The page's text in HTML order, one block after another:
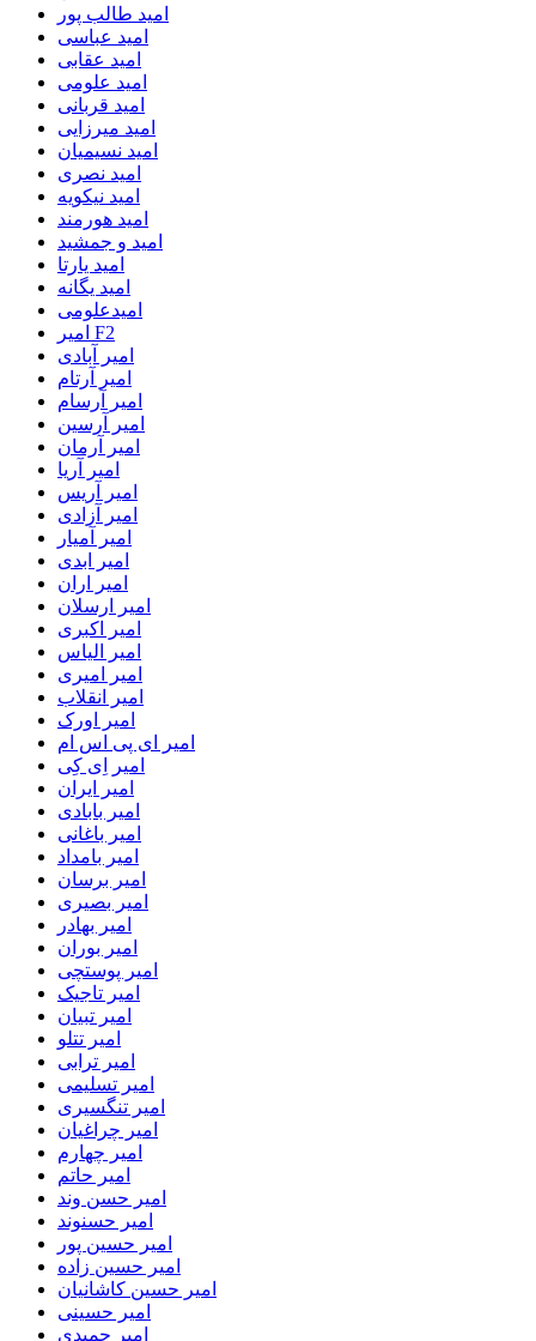
امید طالب پور
امید عباسی
امید عقابی
امید علومی
امید قربانی
امید میرزایی
امید نسیمیان
امید نصری
امید نیکویه
امید هورمند
امید و جمشید
امید یارتا
امید یگانه
امیدعلومی
امیر F2
امیر آبادی
امیر آرتام
امیر آرسام
امیر آرسین
امیر آرمان
امیر آریا
امیر آریس
امیر آزادی
امیر آمیار
امیر ابدی
امیر اران
امیر ارسلان
امیر اکبری
امیر الیاس
امیر امیری
امیر انقلاب
امیر اورک
امیر ای پی اس ام
امیر اِی کِی
امیر ایران
امیر بابادی
امیر باغانی
امیر بامداد
امیر برسان
امیر بصیری
امیر بهادر
امیر بوران
امیر پوستچی
امیر تاجیک
امیر تبیان
امیر تتلو
امیر ترابی
امیر تسلیمی
امیر تنگسیری
امیر چراغیان
امیر چهارم
امیر حاتم
امیر حسن وند
امیر حسنوند
امیر حسین پور
امیر حسین زاده
امیر حسین کاشانیان
امیر حسینی
امیر حمیدی